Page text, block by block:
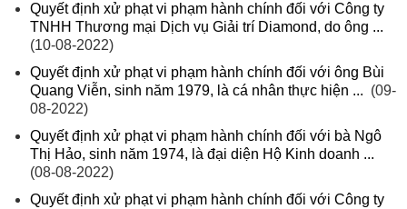
Quyết định xử phạt vi phạm hành chính đối với Công ty
TNHH Thương mại Dịch vụ Giải trí Diamond, do ông ...
(10-08-2022)
Quyết định xử phạt vi phạm hành chính đối với ông Bùi
Quang Viễn, sinh năm 1979, là cá nhân thực hiện ... (09-
08-2022)
Quyết định xử phạt vi phạm hành chính đối với bà Ngô
Thị Hảo, sinh năm 1974, là đại diện Hộ Kinh doanh ...
(08-08-2022)
Quyết định xử phạt vi phạm hành chính đối với Công ty